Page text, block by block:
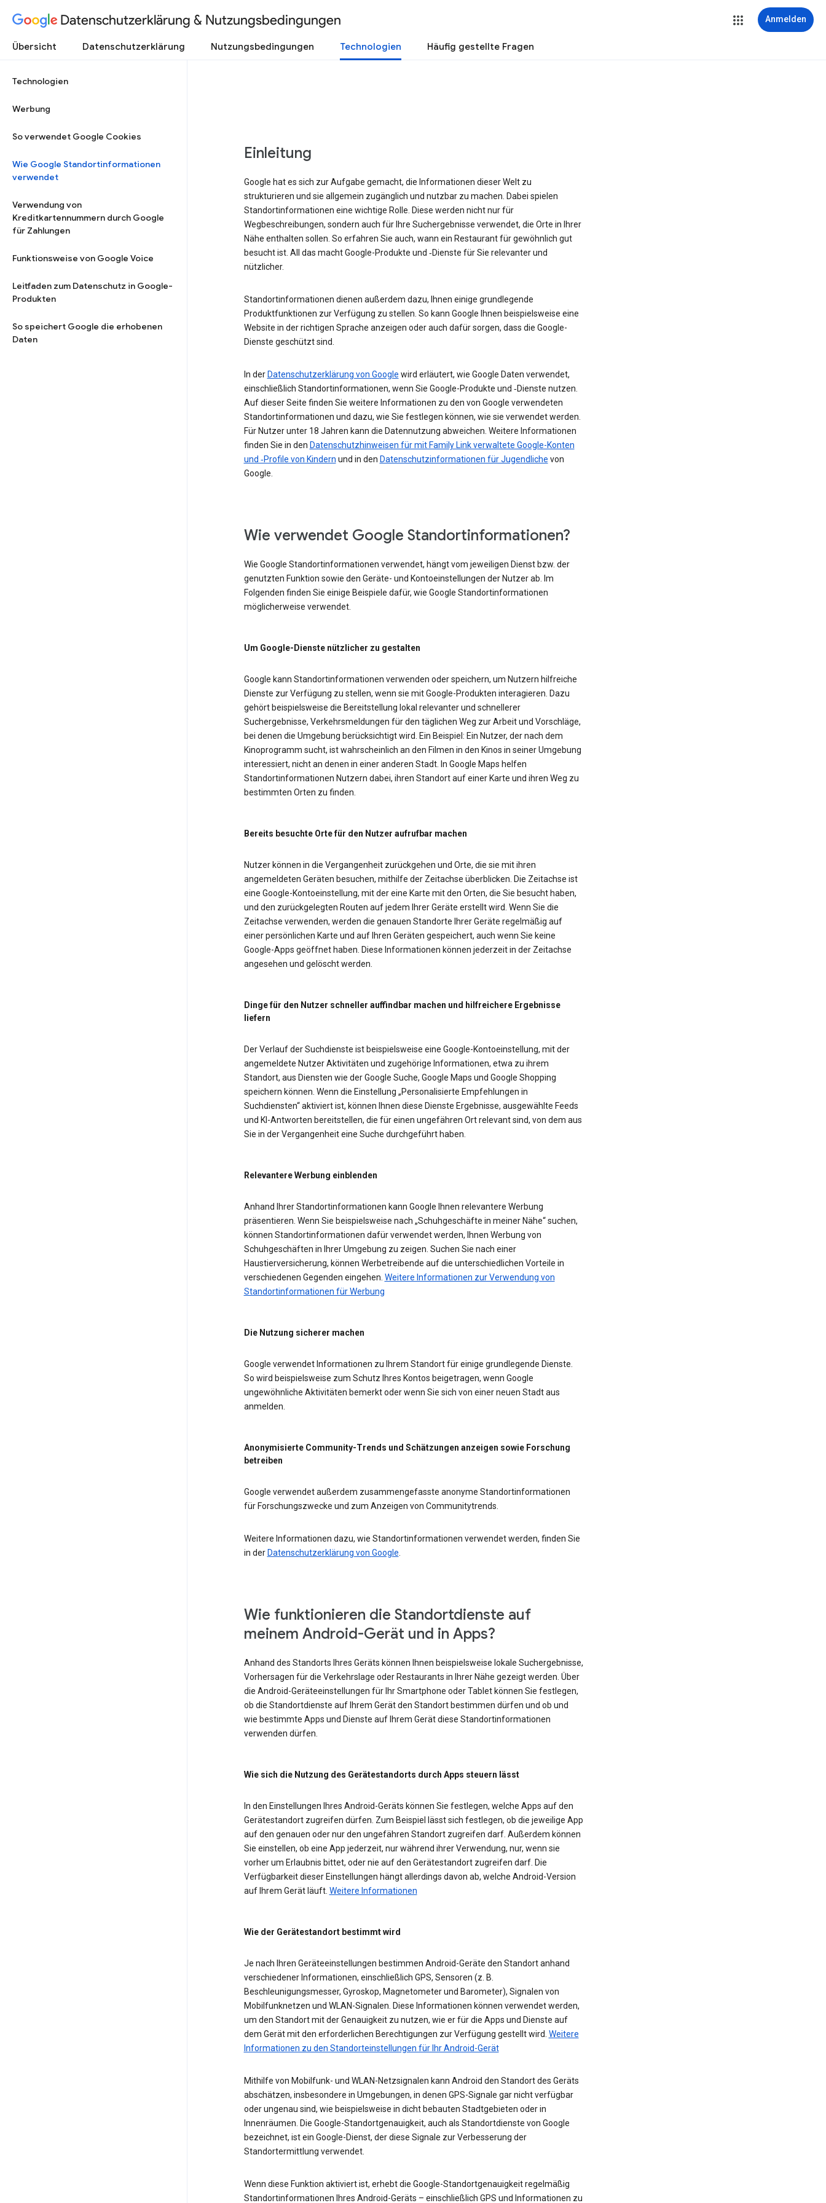
Datenschutzerklärung & Nutzungsbedingungen Anmelden
Übersicht Datenschutzerklärung Nutzungsbedingungen Technologien Häufig gestellte Fragen
Technologien
Werbung
So verwendet Google Cookies
Wie Google Standortinformationen
verwendet
Verwendung von
Kreditkartennummern durch Google
für Zahlungen
Funktionsweise von Google Voice
Leitfaden zum Datenschutz in Google-
Produkten
So speichert Google die erhobenen
Daten
Einleitung
Google hat es sich zur Aufgabe gemacht, die Informationen dieser Welt zu
strukturieren und sie allgemein zugänglich und nutzbar zu machen. Dabei spielen
Standortinformationen eine wichtige Rolle. Diese werden nicht nur für
Wegbeschreibungen, sondern auch für Ihre Suchergebnisse verwendet, die Orte in Ihrer
Nähe enthalten sollen. So erfahren Sie auch, wann ein Restaurant für gewöhnlich gut
besucht ist. All das macht Google-Produkte und ‑Dienste für Sie relevanter und
nützlicher.
Standortinformationen dienen außerdem dazu, Ihnen einige grundlegende
Produktfunktionen zur Verfügung zu stellen. So kann Google Ihnen beispielsweise eine
Website in der richtigen Sprache anzeigen oder auch dafür sorgen, dass die Google-
Dienste geschützt sind.
In der Datenschutzerklärung von Google wird erläutert, wie Google Daten verwendet,
einschließlich Standortinformationen, wenn Sie Google-Produkte und ‑Dienste nutzen.
Auf dieser Seite finden Sie weitere Informationen zu den von Google verwendeten
Standortinformationen und dazu, wie Sie festlegen können, wie sie verwendet werden.
Für Nutzer unter 18 Jahren kann die Datennutzung abweichen. Weitere Informationen
finden Sie in den Datenschutzhinweisen für mit Family Link verwaltete Google-Konten
und ‑Profile von Kindern und in den Datenschutzinformationen für Jugendliche von
Google.
Wie verwendet Google Standortinformationen?
Wie Google Standortinformationen verwendet, hängt vom jeweiligen Dienst bzw. der
genutzten Funktion sowie den Geräte- und Kontoeinstellungen der Nutzer ab. Im
Folgenden finden Sie einige Beispiele dafür, wie Google Standortinformationen
möglicherweise verwendet.
Um Google-Dienste nützlicher zu gestalten
Google kann Standortinformationen verwenden oder speichern, um Nutzern hilfreiche
Dienste zur Verfügung zu stellen, wenn sie mit Google-Produkten interagieren. Dazu
gehört beispielsweise die Bereitstellung lokal relevanter und schnellerer
Suchergebnisse, Verkehrsmeldungen für den täglichen Weg zur Arbeit und Vorschläge,
bei denen die Umgebung berücksichtigt wird. Ein Beispiel: Ein Nutzer, der nach dem
Kinoprogramm sucht, ist wahrscheinlich an den Filmen in den Kinos in seiner Umgebung
interessiert, nicht an denen in einer anderen Stadt. In Google Maps helfen
Standortinformationen Nutzern dabei, ihren Standort auf einer Karte und ihren Weg zu
bestimmten Orten zu finden.
Bereits besuchte Orte für den Nutzer aufrufbar machen
Nutzer können in die Vergangenheit zurückgehen und Orte, die sie mit ihren
angemeldeten Geräten besuchen, mithilfe der Zeitachse überblicken. Die Zeitachse ist
eine Google-Kontoeinstellung, mit der eine Karte mit den Orten, die Sie besucht haben,
und den zurückgelegten Routen auf jedem Ihrer Geräte erstellt wird. Wenn Sie die
Zeitachse verwenden, werden die genauen Standorte Ihrer Geräte regelmäßig auf
einer persönlichen Karte und auf Ihren Geräten gespeichert, auch wenn Sie keine
Google-Apps geöffnet haben. Diese Informationen können jederzeit in der Zeitachse
angesehen und gelöscht werden.
Dinge für den Nutzer schneller auffindbar machen und hilfreichere Ergebnisse
liefern
Der Verlauf der Suchdienste ist beispielsweise eine Google-Kontoeinstellung, mit der
angemeldete Nutzer Aktivitäten und zugehörige Informationen, etwa zu ihrem
Standort, aus Diensten wie der Google Suche, Google Maps und Google Shopping
speichern können. Wenn die Einstellung „Personalisierte Empfehlungen in
Suchdiensten“ aktiviert ist, können Ihnen diese Dienste Ergebnisse, ausgewählte Feeds
und KI-Antworten bereitstellen, die für einen ungefähren Ort relevant sind, von dem aus
Sie in der Vergangenheit eine Suche durchgeführt haben.
Relevantere Werbung einblenden
Anhand Ihrer Standortinformationen kann Google Ihnen relevantere Werbung
präsentieren. Wenn Sie beispielsweise nach „Schuhgeschäfte in meiner Nähe“ suchen,
können Standortinformationen dafür verwendet werden, Ihnen Werbung von
Schuhgeschäften in Ihrer Umgebung zu zeigen. Suchen Sie nach einer
Haustierversicherung, können Werbetreibende auf die unterschiedlichen Vorteile in
verschiedenen Gegenden eingehen. Weitere Informationen zur Verwendung von
Standortinformationen für Werbung
Die Nutzung sicherer machen
Google verwendet Informationen zu Ihrem Standort für einige grundlegende Dienste.
So wird beispielsweise zum Schutz Ihres Kontos beigetragen, wenn Google
ungewöhnliche Aktivitäten bemerkt oder wenn Sie sich von einer neuen Stadt aus
anmelden.
Anonymisierte Community-Trends und Schätzungen anzeigen sowie Forschung
betreiben
Google verwendet außerdem zusammengefasste anonyme Standortinformationen
für Forschungszwecke und zum Anzeigen von Communitytrends.
Weitere Informationen dazu, wie Standortinformationen verwendet werden, finden Sie
in der Datenschutzerklärung von Google
Wie funktionieren die Standortdienste auf
meinem Android-Gerät und in Apps?
Anhand des Standorts Ihres Geräts können Ihnen beispielsweise lokale Suchergebnisse,
Vorhersagen für die Verkehrslage oder Restaurants in Ihrer Nähe gezeigt werden. Über
die Android-Geräteeinstellungen für Ihr Smartphone oder Tablet können Sie festlegen,
ob die Standortdienste auf Ihrem Gerät den Standort bestimmen dürfen und ob und
wie bestimmte Apps und Dienste auf Ihrem Gerät diese Standortinformationen
verwenden dürfen.
Wie sich die Nutzung des Gerätestandorts durch Apps steuern lässt
In den Einstellungen Ihres Android-Geräts können Sie festlegen, welche Apps auf den
Gerätestandort zugreifen dürfen. Zum Beispiel lässt sich festlegen, ob die jeweilige App
auf den genauen oder nur den ungefähren Standort zugreifen darf. Außerdem können
Sie einstellen, ob eine App jederzeit, nur während ihrer Verwendung, nur, wenn sie
vorher um Erlaubnis bittet, oder nie auf den Gerätestandort zugreifen darf. Die
Verfügbarkeit dieser Einstellungen hängt allerdings davon ab, welche Android-Version
auf Ihrem Gerät läuft. Weitere Informationen
Wie der Gerätestandort bestimmt wird
Je nach Ihren Geräteeinstellungen bestimmen Android-Geräte den Standort anhand
verschiedener Informationen, einschließlich GPS, Sensoren (z. B.
Beschleunigungsmesser, Gyroskop, Magnetometer und Barometer), Signalen von
Mobilfunknetzen und WLAN-Signalen. Diese Informationen können verwendet werden,
um den Standort mit der Genauigkeit zu nutzen, wie er für die Apps und Dienste auf
dem Gerät mit den erforderlichen Berechtigungen zur Verfügung gestellt wird. Weitere
Informationen zu den Standorteinstellungen für Ihr Android-Gerät
Mithilfe von Mobilfunk- und WLAN-Netzsignalen kann Android den Standort des Geräts
abschätzen, insbesondere in Umgebungen, in denen GPS-Signale gar nicht verfügbar
oder ungenau sind, wie beispielsweise in dicht bebauten Stadtgebieten oder in
Innenräumen. Die Google-Standortgenauigkeit, auch als Standortdienste von Google
bezeichnet, ist ein Google-Dienst, der diese Signale zur Verbesserung der
Standortermittlung verwendet.
Wenn diese Funktion aktiviert ist, erhebt die Google-Standortgenauigkeit regelmäßig
Standortinformationen Ihres Android-Geräts – einschließlich GPS und Informationen zu